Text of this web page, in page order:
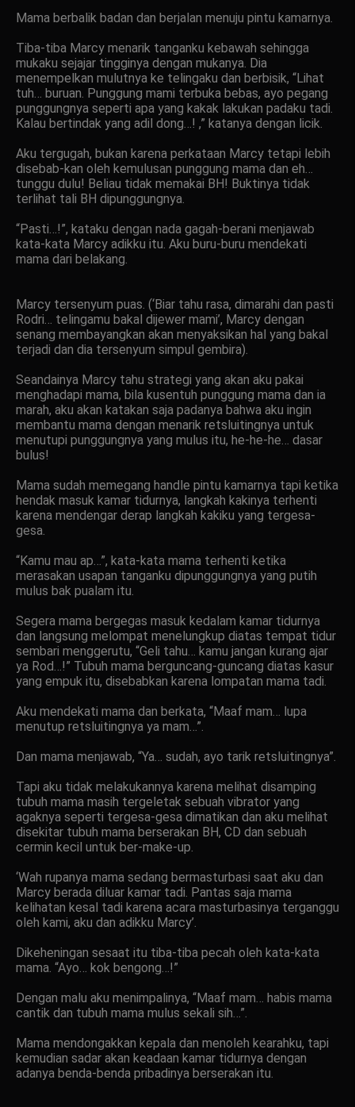
Mama berbalik badan dan berjalan menuju pintu kamarnya.
Tiba-tiba Marcy menarik tanganku kebawah sehingga
mukaku sejajar tingginya dengan mukanya. Dia
menempelkan mulutnya ke telingaku dan berbisik, “Lihat
tuh… buruan. Punggung mami terbuka bebas, ayo pegang
punggungnya seperti apa yang kakak lakukan padaku tadi.
Kalau bertindak yang adil dong…! ,” katanya dengan licik.
Aku tergugah, bukan karena perkataan Marcy tetapi lebih
disebab-kan oleh kemulusan punggung mama dan eh…
tunggu dulu! Beliau tidak memakai BH! Buktinya tidak
terlihat tali BH dipunggungnya.
“Pasti…!”, kataku dengan nada gagah-berani menjawab
kata-kata Marcy adikku itu. Aku buru-buru mendekati
mama dari belakang.
Marcy tersenyum puas. (‘Biar tahu rasa, dimarahi dan pasti
Rodri… telingamu bakal dijewer mami’, Marcy dengan
senang membayangkan akan menyaksikan hal yang bakal
terjadi dan dia tersenyum simpul gembira).
Seandainya Marcy tahu strategi yang akan aku pakai
menghadapi mama, bila kusentuh punggung mama dan ia
marah, aku akan katakan saja padanya bahwa aku ingin
membantu mama dengan menarik retsluitingnya untuk
menutupi punggungnya yang mulus itu, he-he-he… dasar
bulus!
Mama sudah memegang handle pintu kamarnya tapi ketika
hendak masuk kamar tidurnya, langkah kakinya terhenti
karena mendengar derap langkah kakiku yang tergesa-
gesa.
“Kamu mau ap…”, kata-kata mama terhenti ketika
merasakan usapan tanganku dipunggungnya yang putih
mulus bak pualam itu.
Segera mama bergegas masuk kedalam kamar tidurnya
dan langsung melompat menelungkup diatas tempat tidur
sembari menggerutu, “Geli tahu… kamu jangan kurang ajar
ya Rod…!” Tubuh mama berguncang-guncang diatas kasur
yang empuk itu, disebabkan karena lompatan mama tadi.
Aku mendekati mama dan berkata, “Maaf mam… lupa
menutup retsluitingnya ya mam…”.
Dan mama menjawab, “Ya… sudah, ayo tarik retsluitingnya”.
Tapi aku tidak melakukannya karena melihat disamping
tubuh mama masih tergeletak sebuah vibrator yang
agaknya seperti tergesa-gesa dimatikan dan aku melihat
disekitar tubuh mama berserakan BH, CD dan sebuah
cermin kecil untuk ber-make-up.
‘Wah rupanya mama sedang bermasturbasi saat aku dan
Marcy berada diluar kamar tadi. Pantas saja mama
kelihatan kesal tadi karena acara masturbasinya terganggu
oleh kami, aku dan adikku Marcy’.
Dikeheningan sesaat itu tiba-tiba pecah oleh kata-kata
mama. “Ayo… kok bengong…!”
Dengan malu aku menimpalinya, “Maaf mam… habis mama
cantik dan tubuh mama mulus sekali sih…”.
Mama mendongakkan kepala dan menoleh kearahku, tapi
kemudian sadar akan keadaan kamar tidurnya dengan
adanya benda-benda pribadinya berserakan itu.